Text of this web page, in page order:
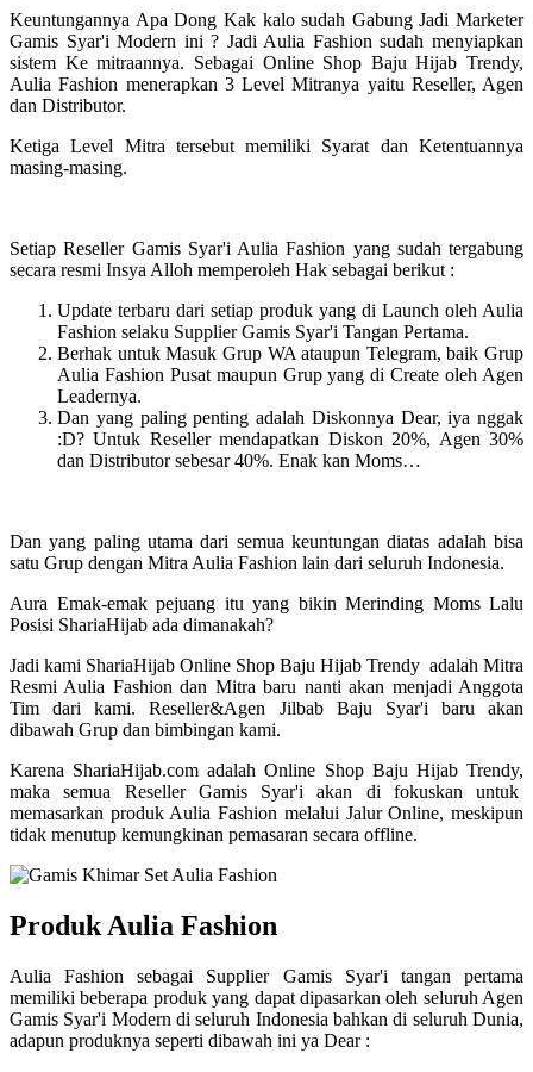
Keuntungannya Apa Dong Kak kalo sudah Gabung Jadi Marketer
Gamis Syar'i Modern ini ? Jadi Aulia Fashion sudah menyiapkan
sistem Ke mitraannya. Sebagai Online Shop Baju Hijab Trendy,
Aulia Fashion menerapkan 3 Level Mitranya yaitu Reseller, Agen
dan Distributor.
Ketiga Level Mitra tersebut memiliki Syarat dan Ketentuannya
masing-masing.
Setiap Reseller Gamis Syar'i Aulia Fashion yang sudah tergabung
secara resmi Insya Alloh memperoleh Hak sebagai berikut :
Update terbaru dari setiap produk yang di Launch oleh Aulia
Fashion selaku Supplier Gamis Syar'i Tangan Pertama.
Berhak untuk Masuk Grup WA ataupun Telegram, baik Grup
Aulia Fashion Pusat maupun Grup yang di Create oleh Agen
Leadernya.
Dan yang paling penting adalah Diskonnya Dear, iya nggak
:D? Untuk Reseller mendapatkan Diskon 20%, Agen 30%
dan Distributor sebesar 40%. Enak kan Moms…
Dan yang paling utama dari semua keuntungan diatas adalah bisa
satu Grup dengan Mitra Aulia Fashion lain dari seluruh Indonesia.
Aura Emak-emak pejuang itu yang bikin Merinding Moms Lalu
Posisi ShariaHijab ada dimanakah?
Jadi kami ShariaHijab Online Shop Baju Hijab Trendy adalah Mitra
Resmi Aulia Fashion dan Mitra baru nanti akan menjadi Anggota
Tim dari kami. Reseller&Agen Jilbab Baju Syar'i baru akan
dibawah Grup dan bimbingan kami.
Karena ShariaHijab.com adalah Online Shop Baju Hijab Trendy,
maka semua Reseller Gamis Syar'i akan di fokuskan untuk
memasarkan produk Aulia Fashion melalui Jalur Online, meskipun
tidak menutup kemungkinan pemasaran secara offline.
Produk Aulia Fashion
Aulia Fashion sebagai Supplier Gamis Syar'i tangan pertama
memiliki beberapa produk yang dapat dipasarkan oleh seluruh Agen
Gamis Syar'i Modern di seluruh Indonesia bahkan di seluruh Dunia,
adapun produknya seperti dibawah ini ya Dear :